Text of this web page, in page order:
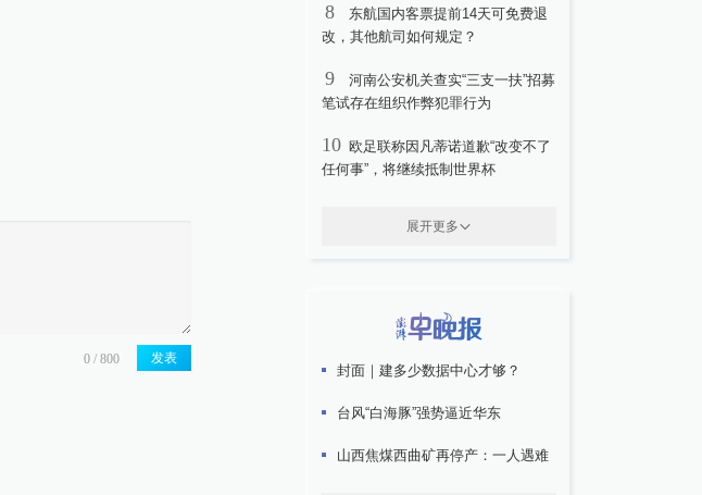
发表
8
东航国内客票提前14天可免费退
改，其他航司如何规定？
9
河南公安机关查实“三支一扶”招募
笔试存在组织作弊犯罪行为
10 欧足联称因凡蒂诺道歉“改变不了
任何事”，将继续抵制世界杯
展开更多
封面｜建多少数据中心才够？
台风“白海豚”强势逼近华东
山西焦煤西曲矿再停产：一人遇难